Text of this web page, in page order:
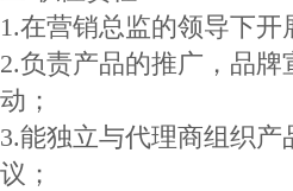
1.在营销总监的领导下
2.负责产品的推广，品
动；
3.能独立与代理商组织
议；